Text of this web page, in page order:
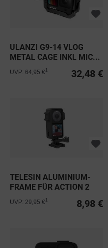
ULANZI G9-14 VLOG
METAL CAGE INKL MIC...
32,48 €
UVP: 64,95 € 1
TELESIN ALUMINIUM-
FRAME FÜR ACTION 2
8,98 €
UVP: 29,95 € 1